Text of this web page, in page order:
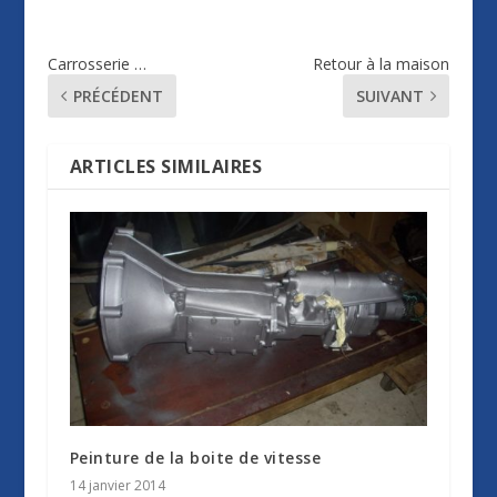
Carrosserie …
PRÉCÉDENT
Retour à la maison
SUIVANT
ARTICLES SIMILAIRES
Peinture de la boite de vitesse
14 janvier 2014